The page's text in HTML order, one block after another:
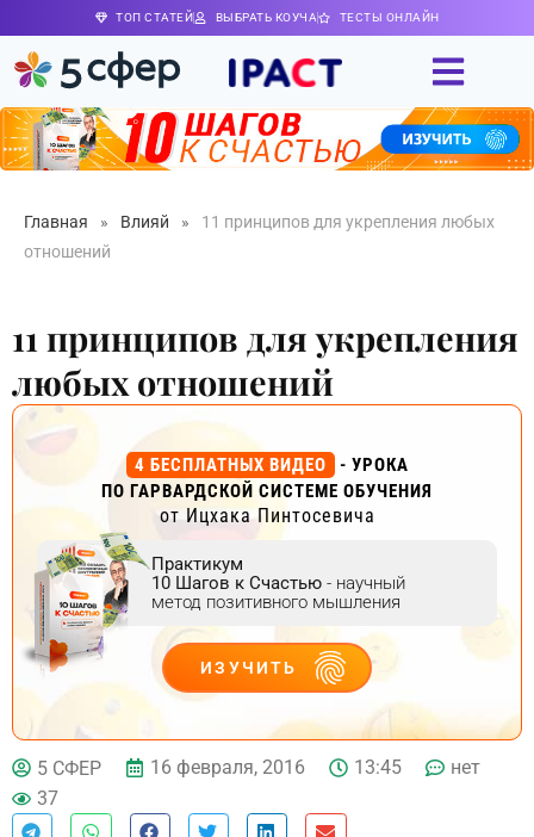
ТОП СТАТЕЙ ВЫБРАТЬ КОУЧА ТЕСТЫ ОНЛАЙН
Главная » Влияй »
11 принципов для укрепления любых
отношений
11 принципов для укрепления
любых отношений
4 БЕСПЛАТНЫХ ВИДЕО
- УРОКА
ПО ГАРВАРДСКОЙ СИСТЕМЕ ОБУЧЕНИЯ
от Ицхака Пинтосевича
Практикум
10 Шагов к Счастью - научный
метод позитивного мышления
ИЗУЧИТЬ
ДЕЙСТВУЙ
5 СФЕР 16 февраля, 2016 13:45
нет
37